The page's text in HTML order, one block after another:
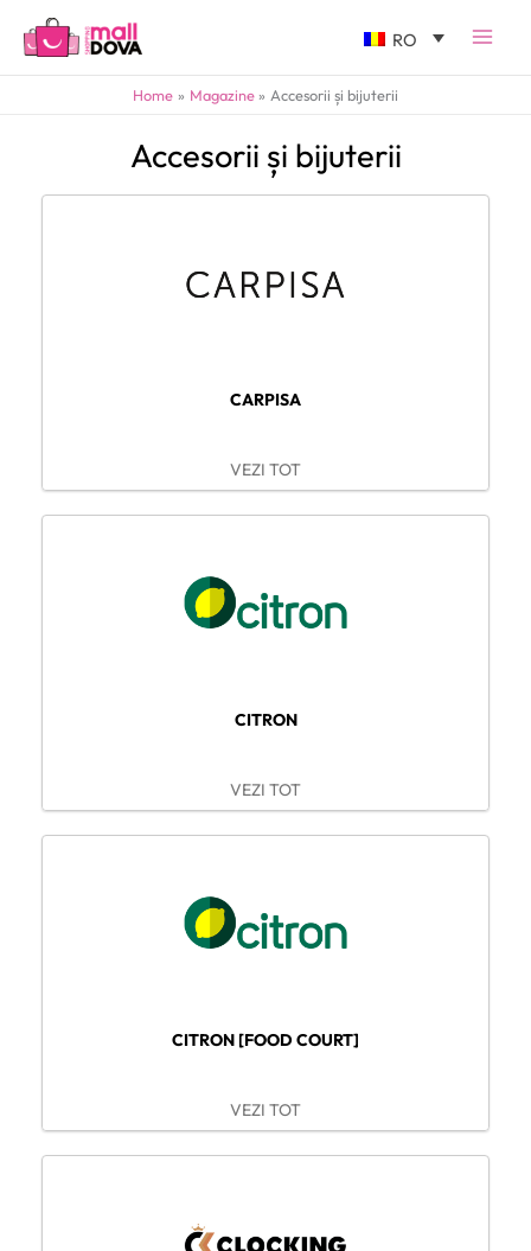
RO
Home Magazine Accesorii și bijuterii
Accesorii și bijuterii
CARPISA
VEZI TOT
CITRON
VEZI TOT
CITRON [FOOD COURT]
VEZI TOT